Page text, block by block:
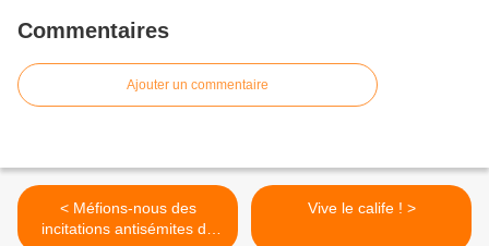
Commentaires
Ajouter un commentaire
< Méfions-nous des
incitations antisémites du
Vive le calife ! >